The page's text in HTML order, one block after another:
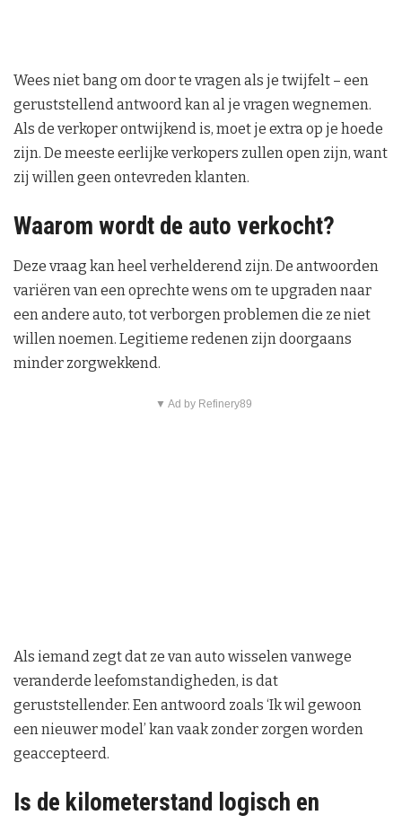
Wees niet bang om door te vragen als je twijfelt – een
geruststellend antwoord kan al je vragen wegnemen.
Als de verkoper ontwijkend is, moet je extra op je hoede
zijn. De meeste eerlijke verkopers zullen open zijn, want
zij willen geen ontevreden klanten.
Waarom wordt de auto verkocht?
Deze vraag kan heel verhelderend zijn. De antwoorden
variëren van een oprechte wens om te upgraden naar
een andere auto, tot verborgen problemen die ze niet
willen noemen. Legitieme redenen zijn doorgaans
minder zorgwekkend.
▼ Ad by Refinery89
Als iemand zegt dat ze van auto wisselen vanwege
veranderde leefomstandigheden, is dat
geruststellender. Een antwoord zoals ‘Ik wil gewoon
een nieuwer model’ kan vaak zonder zorgen worden
geaccepteerd.
Is de kilometerstand logisch en